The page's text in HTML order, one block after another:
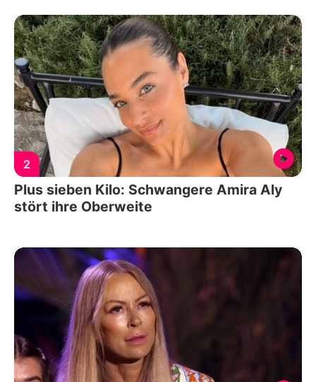
2
Plus sieben Kilo: Schwangere Amira Aly
stört ihre Oberweite